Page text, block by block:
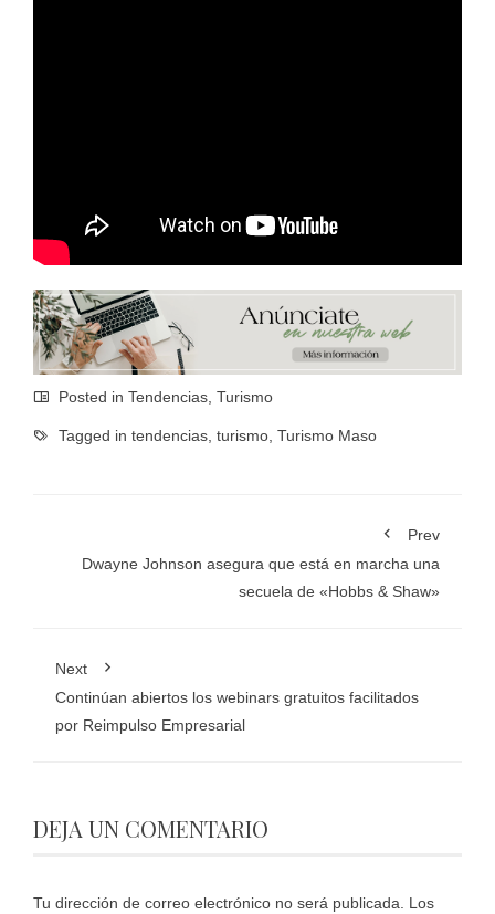
Posted in Tendencias, Turismo
Tagged in tendencias, turismo, Turismo Maso
Prev
Dwayne Johnson asegura que está en marcha una
secuela de «Hobbs & Shaw»
Next
Continúan abiertos los webinars gratuitos facilitados
por Reimpulso Empresarial
DEJA UN COMENTARIO
Tu dirección de correo electrónico no será publicada. Los